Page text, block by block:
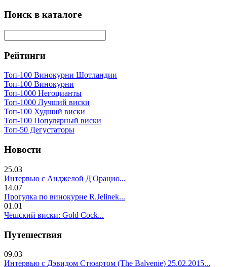
Поиск в каталоге
Рейтинги
Топ-100 Винокурни Шотландии
Топ-100 Винокурни
Топ-1000 Негоцианты
Топ-1000 Лучший виски
Топ-100 Худший виски
Топ-100 Популярный виски
Топ-50 Дегустаторы
Новости
25.03
Интервью с Анджелой Д'Орацио...
14.07
Прогулка по винокурне R.Jelinek...
01.01
Чешский виски: Gold Cock...
Путешествия
09.03
Интервью с Дэвидом Стюартом (The Balvenie) 25.02.2015...